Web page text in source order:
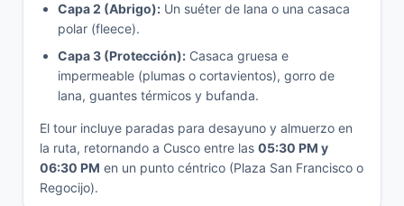
Capa 2 (Abrigo): Un suéter de lana o una casaca
polar (fleece).
Capa 3 (Protección): Casaca gruesa e
impermeable (plumas o cortavientos), gorro de
lana, guantes térmicos y bufanda.
El tour incluye paradas para desayuno y almuerzo en
la ruta, retornando a Cusco entre las 05:30 PM y
06:30 PM en un punto céntrico (Plaza San Francisco o
Regocijo).